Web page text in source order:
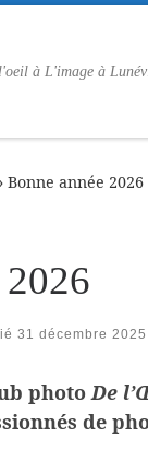
à L'image à
Bonne année 2026
2026
31 décembre 2025
photo De
de